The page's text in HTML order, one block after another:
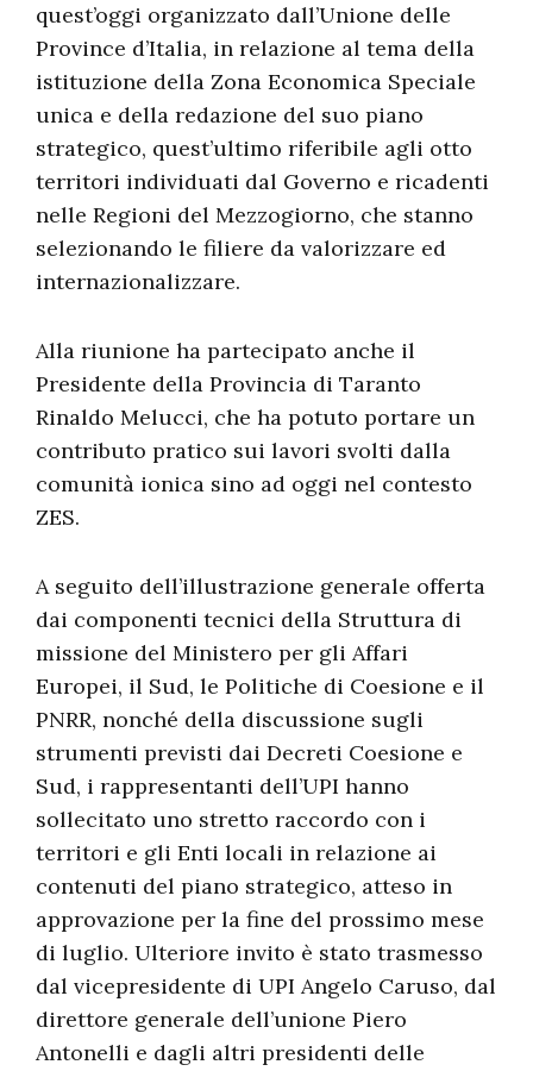
quest’oggi organizzato dall’Unione delle
Province d’Italia, in relazione al tema della
istituzione della Zona Economica Speciale
unica e della redazione del suo piano
strategico, quest’ultimo riferibile agli otto
territori individuati dal Governo e ricadenti
nelle Regioni del Mezzogiorno, che stanno
selezionando le filiere da valorizzare ed
internazionalizzare.
Alla riunione ha partecipato anche il
Presidente della Provincia di Taranto
Rinaldo Melucci, che ha potuto portare un
contributo pratico sui lavori svolti dalla
comunità ionica sino ad oggi nel contesto
ZES.
A seguito dell’illustrazione generale offerta
dai componenti tecnici della Struttura di
missione del Ministero per gli Affari
Europei, il Sud, le Politiche di Coesione e il
PNRR, nonché della discussione sugli
strumenti previsti dai Decreti Coesione e
Sud, i rappresentanti dell’UPI hanno
sollecitato uno stretto raccordo con i
territori e gli Enti locali in relazione ai
contenuti del piano strategico, atteso in
approvazione per la fine del prossimo mese
di luglio. Ulteriore invito è stato trasmesso
dal vicepresidente di UPI Angelo Caruso, dal
direttore generale dell’unione Piero
Antonelli e dagli altri presidenti delle